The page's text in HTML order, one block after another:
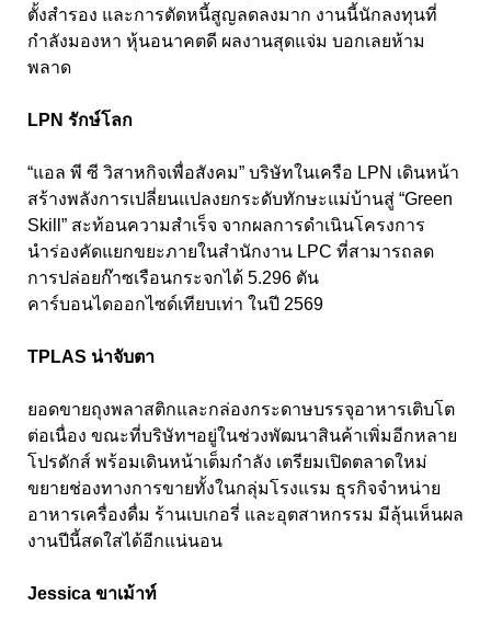
ตั้งสำรอง และการตัดหนี้สูญลดลงมาก งานนี้นักลงทุนที่
กำลังมองหา หุ้นอนาคตดี ผลงานสุดแจ่ม บอกเลยห้าม
พลาด
LPN รักษ์โลก
“แอล พี ซี วิสาหกิจเพื่อสังคม” บริษัทในเครือ LPN เดินหน้า
สร้างพลังการเปลี่ยนแปลงยกระดับทักษะแม่บ้านสู่ “Green
Skill” สะท้อนความสำเร็จ จากผลการดำเนินโครงการ
นำร่องคัดแยกขยะภายในสำนักงาน LPC ที่สามารถลด
การปล่อยก๊าซเรือนกระจกได้ 5.296 ตัน
คาร์บอนไดออกไซด์เทียบเท่า ในปี 2569
TPLAS น่าจับตา
ยอดขายถุงพลาสติกและกล่องกระดาษบรรจุอาหารเติบโต
ต่อเนื่อง ขณะที่บริษัทฯอยู่ในช่วงพัฒนาสินค้าเพิ่มอีกหลาย
โปรดักส์ พร้อมเดินหน้าเต็มกำลัง เตรียมเปิดตลาดใหม่
ขยายช่องทางการขายทั้งในกลุ่มโรงแรม ธุรกิจจำหน่าย
อาหารเครื่องดื่ม ร้านเบเกอรี่ และอุตสาหกรรม มีลุ้นเห็นผล
งานปีนี้สดใสได้อีกแน่นอน
Jessica ขาเม้าท์